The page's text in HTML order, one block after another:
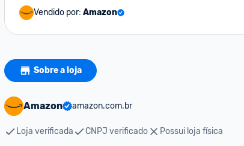
Vendido por: Amazon
Sobre a loja
Amazon amazon.com.br
Loja verificada CNPJ verificado
Possui loja física